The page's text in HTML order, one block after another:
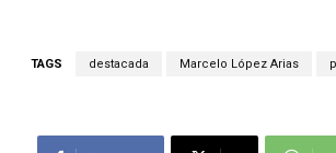
TAGS destacada Marcelo López Arias